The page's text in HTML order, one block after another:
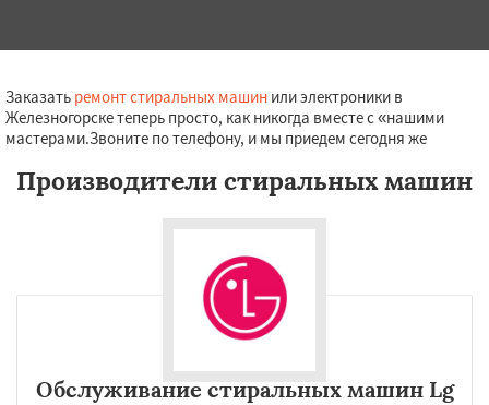
Заказать ремонт стиральных машин или электроники в
Железногорске теперь просто, как никогда вместе с «нашими
мастерами.Звоните по телефону, и мы приедем сегодня же
Производители стиральных машин
Обслуживание стиральных машин Lg